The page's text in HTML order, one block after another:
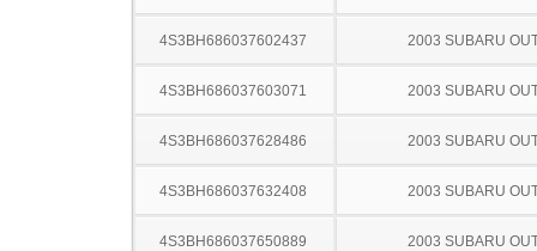
4S3BH686037602437 2003 SUBARU
4S3BH686037603071 2003 SUBARU
4S3BH686037628486 2003 SUBARU
4S3BH686037632408 2003 SUBARU
4S3BH686037650889 2003 SUBARU